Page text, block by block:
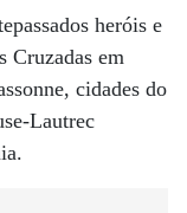
heróis e
Cruzadas em
cidades do
Lautrec